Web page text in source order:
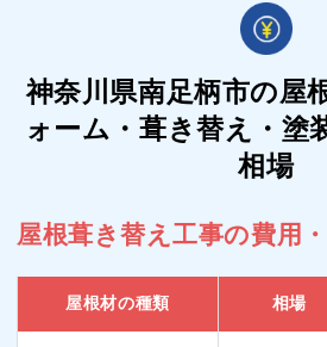
神奈川県南足柄市の屋
ォーム・葺き替え・塗
相場
屋根葺き替え工事の費用
屋根材の種類 相場